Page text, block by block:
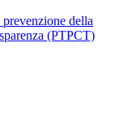
della
(PTPCT)